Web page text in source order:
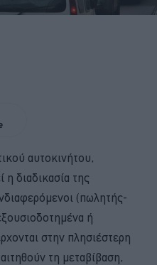
αυτοκινήτου,
η διαδικασία της
(πωλητής-
ή
στην πλησιέστερη
τη μεταβίβαση,